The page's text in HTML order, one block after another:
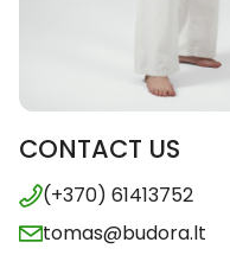
CONTACT US
(+370) 61413752
tomas@budora.lt